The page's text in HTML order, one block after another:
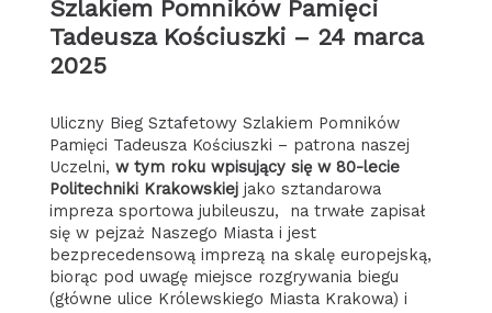
Szlakiem Pomników Pamięci
Tadeusza Kościuszki – 24 marca
2025
Uliczny Bieg Sztafetowy Szlakiem Pomników
Pamięci Tadeusza Kościuszki – patrona naszej
Uczelni, w tym roku wpisujący się w 80-lecie
Politechniki Krakowskiejjako sztandarowa
impreza sportowa jubileuszu, na trwałe zapisał
się w pejzaż Naszego Miasta i jest
bezprecedensową imprezą na skalę europejską,
biorąc pod uwagę miejsce rozgrywania biegu
(główne ulice Królewskiego Miasta Krakowa) i